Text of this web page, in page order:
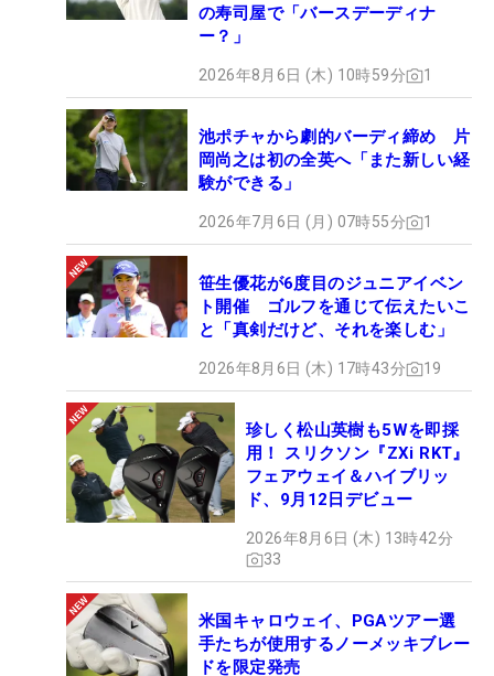
の寿司屋で「バースデーディナ
ー？」
2026年8月6日 (木) 10時59分 1
池ポチャから劇的バーディ締め 片
岡尚之は初の全英へ「また新しい経
験ができる」
2026年7月6日 (月) 07時55分 1
笹生優花が6度目のジュニアイベン
ト開催 ゴルフを通じて伝えたいこ
と「真剣だけど、それを楽しむ」
2026年8月6日 (木) 17時43分 19
珍しく松山英樹も5Wを即採
用！ スリクソン『ZXi RKT』
フェアウェイ＆ハイブリッ
ド、9月12日デビュー
2026年8月6日 (木) 13時42分
33
米国キャロウェイ、PGAツアー選
手たちが使用するノーメッキブレー
ドを限定発売